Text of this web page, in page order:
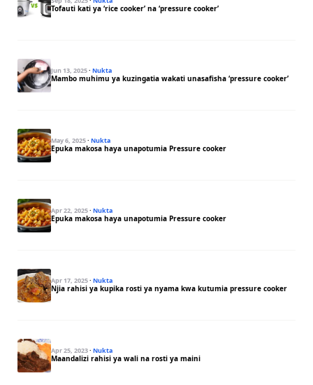
Tofauti kati ya ‘rice cooker’ na ‘pressure cooker’
Jun 13, 2025· Nukta
Mambo muhimu ya kuzingatia wakati unasafisha ‘pressure cooker’
May 6, 2025· Nukta
Epuka makosa haya unapotumia Pressure cooker
Apr 22, 2025· Nukta
Epuka makosa haya unapotumia Pressure cooker
Apr 17, 2025· Nukta
Njia rahisi ya kupika rosti ya nyama kwa kutumia pressure cooker
Apr 25, 2023· Nukta
Maandalizi rahisi ya wali na rosti ya maini